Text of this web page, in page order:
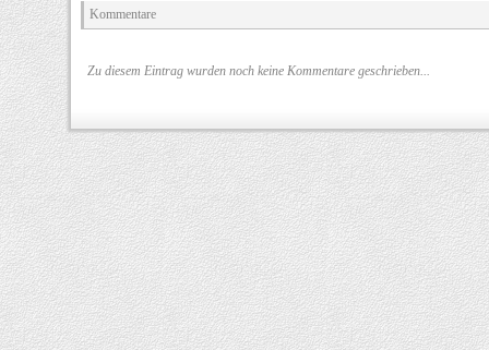
Kommentare
Zu diesem Eintrag wurden noch keine Kommentare geschrieben...